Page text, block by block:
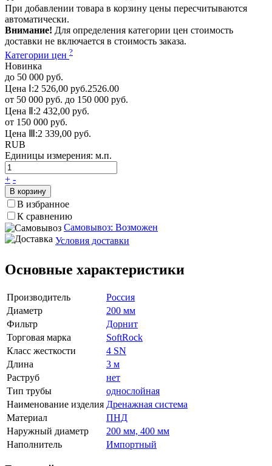
При добавлении товара в корзину цены пересчитываются
автоматически.
Внимание! Для определения категории цен стоимость
доставки не включается в стоимость заказа.
Категории цен ?
Новинка
до 50 000 руб.
Цена Ⅰ:2 526,00 руб.2526.00
от 50 000 руб. до 150 000 руб.
Цена Ⅱ:2 432,00 руб.
от 150 000 руб.
Цена Ⅲ:2 339,00 руб.
RUB
Единицы измерения: м.п.
+ -
В корзину
В избранное
К сравнению
Самовывоз: Возможен
Условия доставки
Основные характеристики
Производитель
Россия
Диаметр
200 мм
Фильтр
Дорнит
Торговая марка
SoftRock
Класс жесткости
4 SN
Длина
3 м
Раструб
нет
Тип трубы
однослойная
Наименование изделия Дренажная система
Материал
ПНД
Наружный диаметр
200 мм, 400 мм
Наполнитель
Импортный